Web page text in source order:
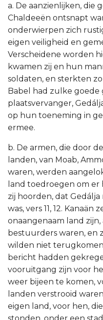
a. De aanzienlijken, die
Chaldeeën ontsnapt
onderwierpen zich
eigen veiligheid en
Verscheidene worden
kwamen zij en hun
soldaten, en sterkten
Babel had zulke goede
plaatsvervanger,
op hun toeneming in
ermee.
b. De armen, die door
landen, van Moab,
waren, werden
land toedroegen om
zij hoorden, dat
was, vers 11, 12. Kanaän
onaangenaam land
bestuurders waren, en
wilden niet
bericht hadden
vooruitgang zijn voor
weer bijeen te komen,
landen verstrooid
eigen land, voor hen,